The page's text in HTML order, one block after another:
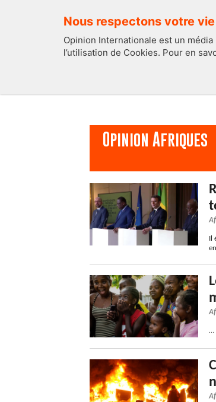
Nous respectons votre
Opinion Internationale est un
l’utilisation de Cookies. Pour en
Opinion Afriques
Il
…